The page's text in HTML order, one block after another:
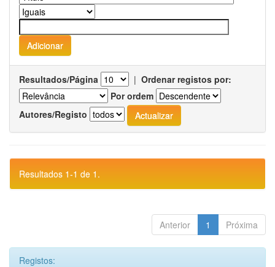
Resultados/Página | Ordenar registos por:
Por ordem
Autores/Registo
Resultados 1-1 de 1.
Anterior 1 Próxima
Registos: